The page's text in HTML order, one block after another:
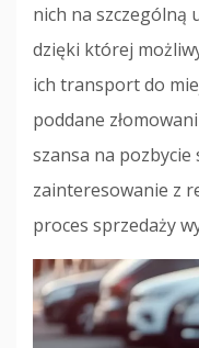
nich na szczególną
dzięki której
ich transport do
poddane
szansa na
zainteresowanie z
proces sprzedaży